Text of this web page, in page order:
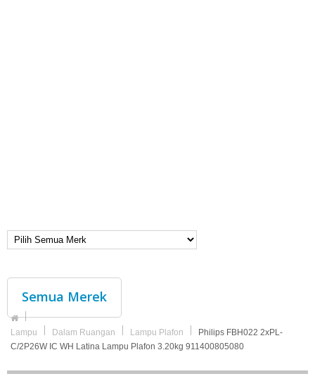
Semua Merek
Lampu Dalam Ruangan Lampu Plafon
Philips FBH022 2xPL-
C/2P26W IC WH Latina Lampu Plafon 3.20kg 911400805080